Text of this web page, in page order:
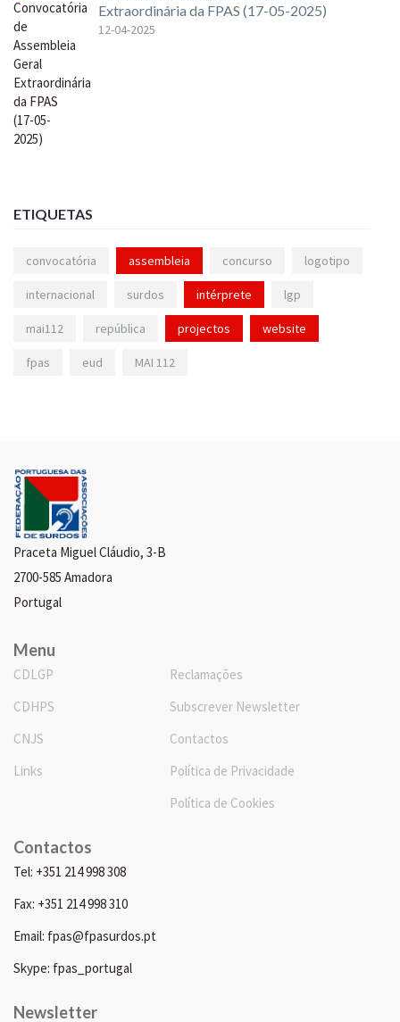
Extraordinária da FPAS (17-05-2025)
12-04-2025
ETIQUETAS
convocatória assembleia concurso logotipo
internacional surdos intérprete lgp
mai112 república projectos website
fpas eud MAI 112
Praceta Miguel Cláudio, 3-B
2700-585 Amadora
Portugal
Menu
CDLGP
CDHPS
CNJS
Links
Reclamações
Subscrever Newsletter
Contactos
Política de Privacidade
Política de Cookies
Contactos
Tel: +351 214 998 308
Fax: +351 214 998 310
Email: fpas@fpasurdos.pt
Skype: fpas_portugal
Newsletter